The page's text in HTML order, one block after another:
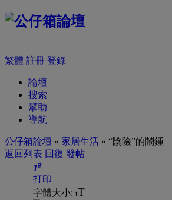
繁體 註冊 登錄
論壇
搜索
幫助
導航
公仔箱論壇 » 家居生活 » “陰險”的鬧鍾
返回列表 回復 發帖
1#
打印
字體大小: tT